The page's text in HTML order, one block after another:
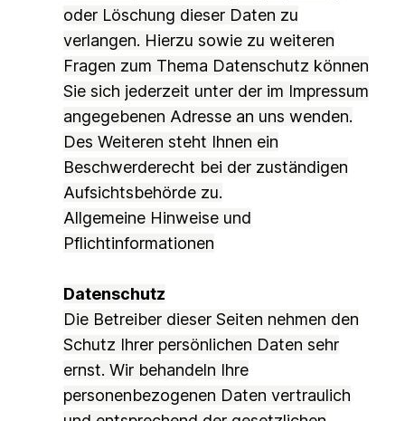
oder Löschung dieser Daten zu
verlangen. Hierzu sowie zu weiteren
Fragen zum Thema Datenschutz können
Sie sich jederzeit unter der im Impressum
angegebenen Adresse an uns wenden.
Des Weiteren steht Ihnen ein
Beschwerderecht bei der zuständigen
Aufsichtsbehörde zu.
Allgemeine Hinweise und
Pflichtinformationen
Datenschutz
Die Betreiber dieser Seiten nehmen den
Schutz Ihrer persönlichen Daten sehr
ernst. Wir behandeln Ihre
personenbezogenen Daten vertraulich